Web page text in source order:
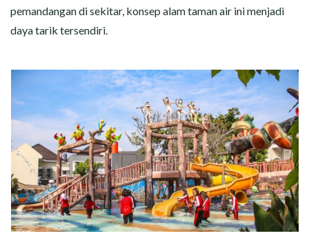
pemandangan di sekitar, konsep alam taman air ini menjadi
daya tarik tersendiri.